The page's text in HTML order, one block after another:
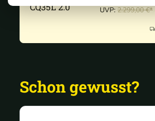
CQ35L 2.0
UVP:2.299,00 €*
Schon gewusst?